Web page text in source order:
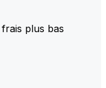
plus bas